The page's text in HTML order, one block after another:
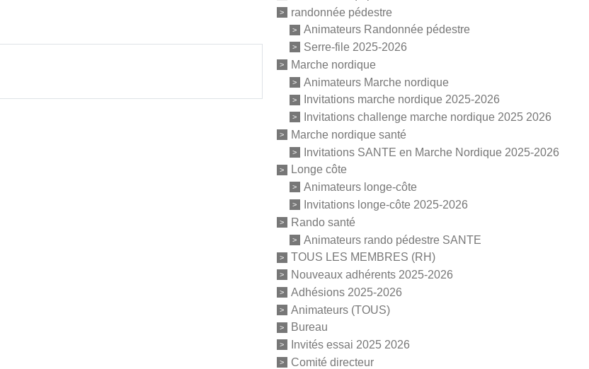
randonnée pédestre
Animateurs Randonnée pédestre
Serre-file 2025-2026
Marche nordique
Animateurs Marche nordique
Invitations marche nordique 2025-2026
Invitations challenge marche nordique 2025 2026
Marche nordique santé
Invitations SANTE en Marche Nordique 2025-2026
Longe côte
Animateurs longe-côte
Invitations longe-côte 2025-2026
Rando santé
Animateurs rando pédestre SANTE
TOUS LES MEMBRES (RH)
Nouveaux adhérents 2025-2026
Adhésions 2025-2026
Animateurs (TOUS)
Bureau
Invités essai 2025 2026
Comité directeur